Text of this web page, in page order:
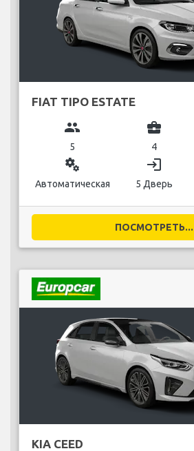
FIAT TIPO ESTATE
group
5
business_center
4
miscellaneous_services
Автоматическая
login
5 Дверь
ПОСМОТРЕТЬ...
KIA CEED